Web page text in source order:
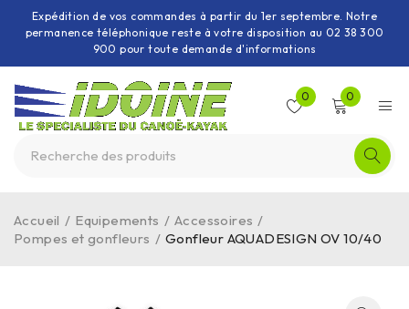
Expédition de vos commandes à partir du 1er septembre. Notre
permanence téléphonique reste à votre disposition au 02 38 300
900 pour toute demande d'informations
0 0
Accueil / Equipements / Accessoires /
Pompes et gonfleurs / Gonfleur AQUADESIGN OV 10/40